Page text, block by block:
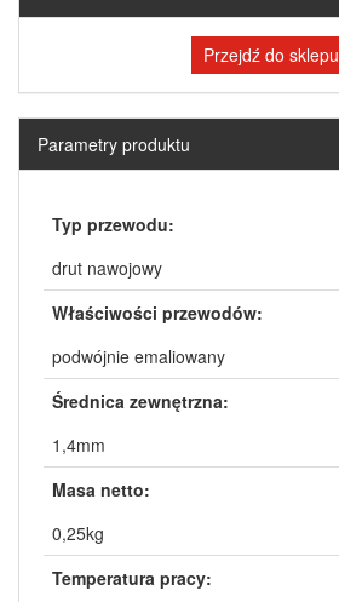
Przejdź do sklepu
Parametry produktu
Typ przewodu:
drut nawojowy
Właściwości przewodów:
podwójnie emaliowany
Średnica zewnętrzna:
1,4mm
Masa netto:
0,25kg
Temperatura pracy: